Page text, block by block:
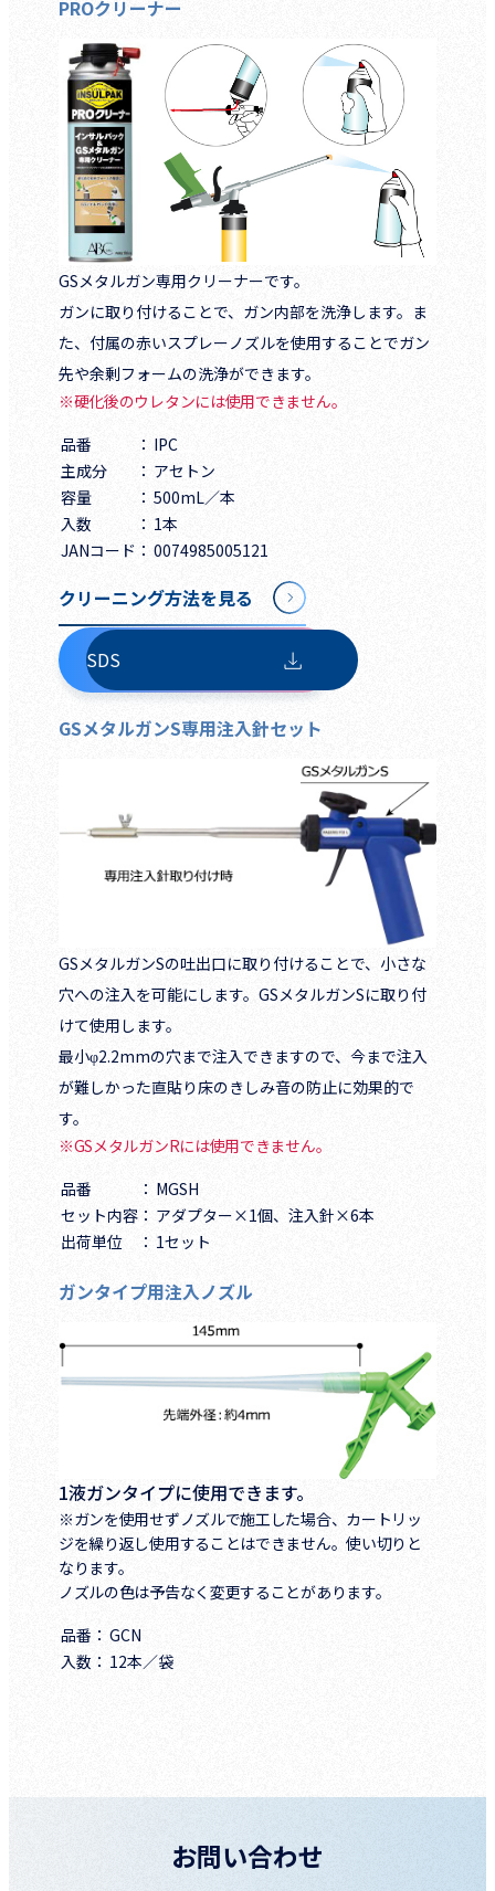
PROクリーナー
GSメタルガン専用クリーナーです。
ガンに取り付けることで、ガン内部を洗浄します。ま
た、付属の赤いスプレーノズルを使用することでガン
先や余剰フォームの洗浄ができます。
※硬化後のウレタンには使用できません。
品番
IPC
主成分
アセトン
容量
500mL／本
入数
1本
JANコード
0074985005121
クリーニング方法を見る
SDS
GSメタルガンS専用注入針セット
GSメタルガンSの吐出口に取り付けることで、小さな
穴への注入を可能にします。GSメタルガンSに取り付
けて使用します。
最小φ2.2mmの穴まで注入できますので、今まで注入
が難しかった直貼り床のきしみ音の防止に効果的で
す。
※GSメタルガンRには使用できません。
品番
MGSH
セット内容
アダプター×1個、注入針×6本
出荷単位
1セット
ガンタイプ用注入ノズル
1液ガンタイプに使用できます。
※ガンを使用せずノズルで施工した場合、カートリッ
ジを繰り返し使用することはできません。使い切りと
なります。
ノズルの色は予告なく変更することがあります。
品番
GCN
入数
12本／袋
お問い合わせ